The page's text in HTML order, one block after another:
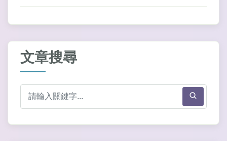
文章搜尋